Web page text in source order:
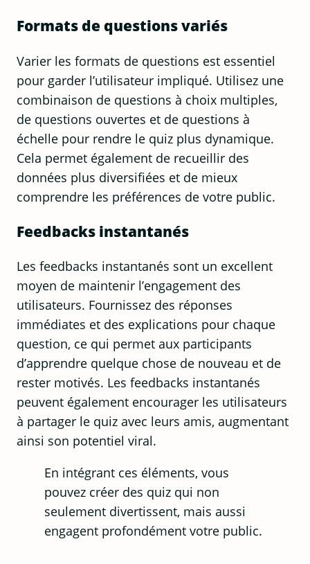
Formats de questions variés
Varier les formats de questions est essentiel
pour garder l’utilisateur impliqué. Utilisez une
combinaison de questions à choix multiples,
de questions ouvertes et de questions à
échelle pour rendre le quiz plus dynamique.
Cela permet également de recueillir des
données plus diversifiées et de mieux
comprendre les préférences de votre public.
Feedbacks instantanés
Les feedbacks instantanés sont un excellent
moyen de maintenir l’engagement des
utilisateurs. Fournissez des réponses
immédiates et des explications pour chaque
question, ce qui permet aux participants
d’apprendre quelque chose de nouveau et de
rester motivés. Les feedbacks instantanés
peuvent également encourager les utilisateurs
à partager le quiz avec leurs amis, augmentant
ainsi son potentiel viral.
En intégrant ces éléments, vous
pouvez créer des quiz qui non
seulement divertissent, mais aussi
engagent profondément votre public.